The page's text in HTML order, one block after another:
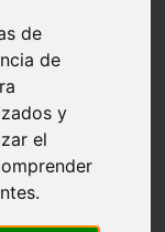
de
de
y
el
para un paisaje